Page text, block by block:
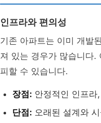
인프라와 편의성
기존 아파트는 이미 개발
져 있는 경우가 많습니다.
피할 수 있습니다.
장점: 안정적인 인프라
단점: 오래된 설계와